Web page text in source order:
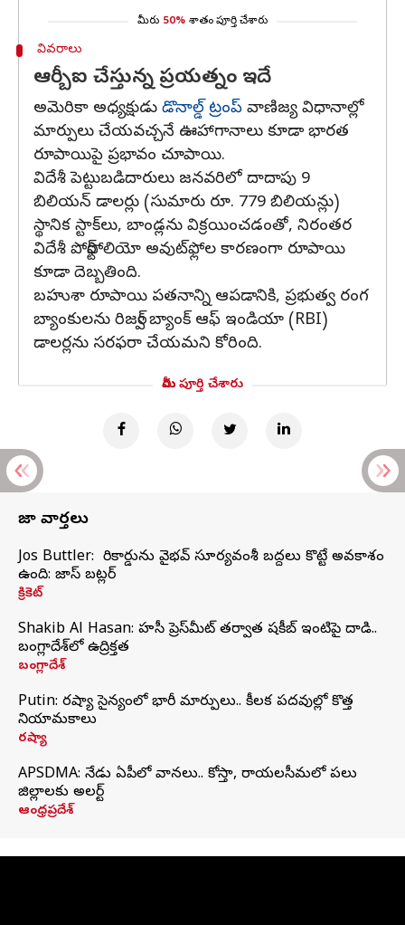
మీరు 50% శాతం పూర్తి చేశారు
వివరాలు
ఆర్బీఐ చేస్తున్న ప్రయత్నం ఇదే
అమెరికా అధ్యక్షుడు డొనాల్డ్ ట్రంప్ వాణిజ్య విధానాల్లో
మార్పులు చేయవచ్చనే ఊహాగానాలు కూడా భారత
రూపాయిపై ప్రభావం చూపాయి.
విదేశీ పెట్టుబడిదారులు జనవరిలో దాదాపు 9
బిలియన్ డాలర్లు (సుమారు రూ. 779 బిలియన్లు)
స్థానిక స్టాక్‌లు, బాండ్లను విక్రయించడంతో, నిరంతర
విదేశీ పోర్ట్‌ఫోలియో అవుట్‌ఫ్లోల కారణంగా రూపాయి
కూడా దెబ్బతింది.
బహుశా రూపాయి పతనాన్ని ఆపడానికి, ప్రభుత్వ రంగ
బ్యాంకులను రిజర్వ్ బ్యాంక్ ఆఫ్ ఇండియా (RBI)
డాలర్లను సరఫరా చేయమని కోరింది.
మీరు పూర్తి చేశారు
తాజా వార్తలు
Jos Buttler: నా రికార్డును వైభవ్ సూర్యవంశీ బద్దలు కొట్టే అవకాశం
ఉంది: జాస్ బట్లర్
క్రికెట్
Shakib Al Hasan: హసీనా ప్రెస్‌మీట్‌ తర్వాత షకీబ్‌ ఇంటిపై దాడి..
బంగ్లాదేశ్‌లో ఉద్రిక్తత
బంగ్లాదేశ్
Putin: రష్యా సైన్యంలో భారీ మార్పులు.. కీలక పదవుల్లో కొత్త
నియామకాలు
రష్యా
APSDMA: నేడు ఏపీలో వానలు.. కోస్తా, రాయలసీమలో పలు
జిల్లాలకు అలర్ట్
ఆంధ్రప్రదేశ్